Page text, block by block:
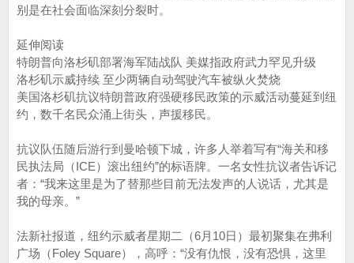
别是在社会面临深刻分裂时。
延伸阅读
特朗普向洛杉矶部署海军陆战队 美媒指政府武力罕见升级
洛杉矶示威持续 至少两辆自动驾驶汽车被纵火焚烧
美国洛杉矶抗议特朗普政府强硬移民政策的示威活动蔓延到纽
约，数千名民众涌上街头，声援移民。
抗议队伍随后游行到曼哈顿下城，许多人举着写有“海关和移
民执法局（ICE）滚出纽约”的标语牌。一名女性抗议者告诉记
者：“我来这里是为了替那些目前无法发声的人说话，尤其是
我的母亲。”
法新社报道，纽约示威者星期二（6月10日）最初聚集在弗利
广场（Foley Square），高呼：“没有仇恨，没有恐惧，这里